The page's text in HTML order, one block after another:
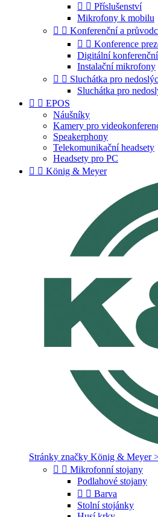
  Příslušenství
Mikrofony k mobilu
  Konferenční a
  Konference
Digitální
Instalační mikrofony
  Sluchátka pro
Sluchátka pro
  EPOS
Náušníky
Kamery pro
Speakerphony
Telekomunikační headsety
Headsety pro PC
  König & Meyer
Stránky značky König & Meyer
  Mikrofonní stojany
Podlahové stojany
  Barva
Stolní stojánky